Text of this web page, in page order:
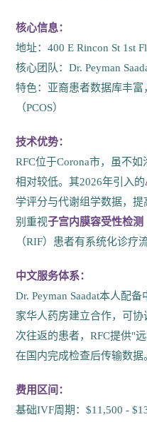
核心信息：
地址：400 E Rincon St 1st
核心团队：Dr. Peyman
特色：亚裔患者数据库丰
（PCOS）
技术优势：
RFC位于Corona市，虽不
相对较低。其2026年引入的
学评分与代谢组学数据，
别重视子宫内膜容受性检测
（RIF）患者有系统化诊疗
中文服务体系：
Dr. Peyman Saadat本人配
家华人药房建立合作，可
次往返的患者，RFC提供"
在国内完成检查后传输数据
费用区间：
基础IVF周期：$11,500 -